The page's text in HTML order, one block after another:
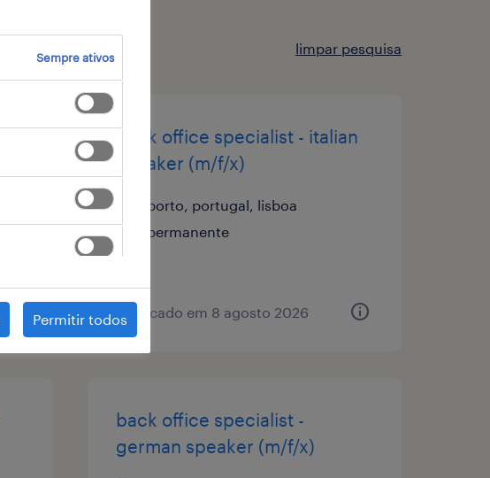
limpar pesquisa
back office specialist - italian
speaker (m/f/x)
porto, portugal, lisboa
permanente
publicado em 8 agosto 2026
back office specialist -
german speaker (m/f/x)
Sempre ativos
Permitir todos